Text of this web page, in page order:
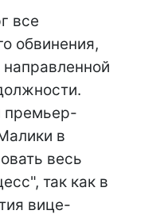
все
обвинения,
премьер-
в
весь
так как в
вице-